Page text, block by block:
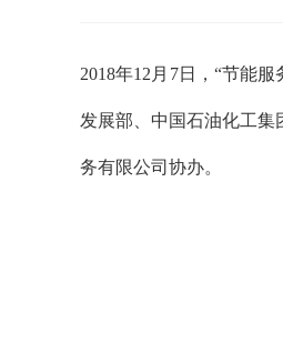
2018年12月7日，“节能
发展部、中国石油化工
务有限公司协办。